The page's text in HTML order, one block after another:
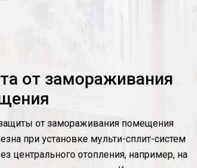
от замораживания
от замораживания помещения
при установке мульти-сплит-систем
центрального отопления, например, на